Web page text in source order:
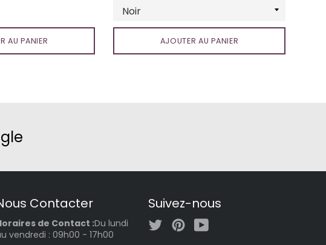
AU PANIER AJOUTER AU PANIER
Contacter
de Contact :Du lundi
vendredi : 09h00 - 17h00
Suivez-nous
TwitterPinterest